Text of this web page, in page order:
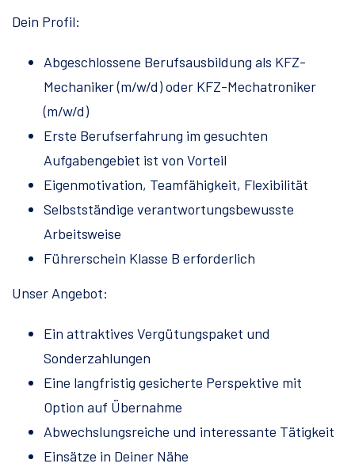
Dein Profil:
Abgeschlossene Berufsausbildung als KFZ-
Mechaniker (m/w/d) oder KFZ-Mechatroniker
(m/w/d)
Erste Berufserfahrung im gesuchten
Aufgabengebiet ist von Vorteil
Eigenmotivation, Teamfähigkeit, Flexibilität
Selbstständige verantwortungsbewusste
Arbeitsweise
Führerschein Klasse B erforderlich
Unser Angebot:
Ein attraktives Vergütungspaket und
Sonderzahlungen
Eine langfristig gesicherte Perspektive mit
Option auf Übernahme
Abwechslungsreiche und interessante Tätigkeit
Einsätze in Deiner Nähe